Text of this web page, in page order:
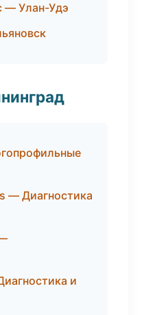
— Улан-Удэ
— Диагностика
и